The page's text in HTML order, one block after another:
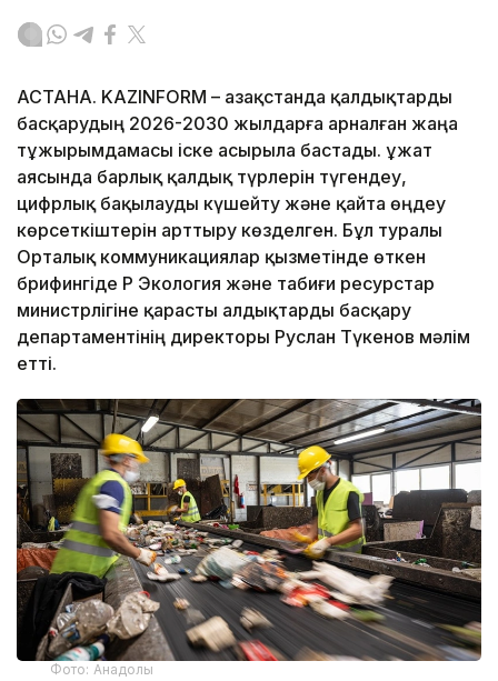
АСТАНА. KAZINFORM – Қазақстанда қалдықтарды
басқарудың 2026-2030 жылдарға арналған жаңа
тұжырымдамасы іске асырыла бастады. Құжат
аясында барлық қалдық түрлерін түгендеу,
цифрлық бақылауды күшейту және қайта өңдеу
көрсеткіштерін арттыру көзделген. Бұл туралы
Орталық коммуникациялар қызметінде өткен
брифингіде ҚР Экология және табиғи ресурстар
министрлігіне қарасты Қалдықтарды басқару
департаментінің директоры Руслан Түкенов мәлім
етті.
Фото: Анадолы